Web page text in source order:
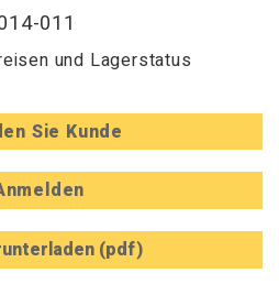
011
und Lagerstatus
Sie Kunde
(pdf)